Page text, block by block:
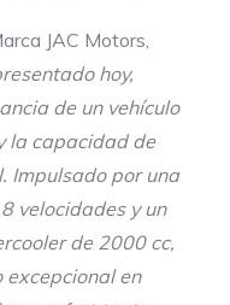
JAC Motors,
hoy,
de un vehículo
la capacidad de
Impulsado por una
velocidades y un
de 2000 cc,
en